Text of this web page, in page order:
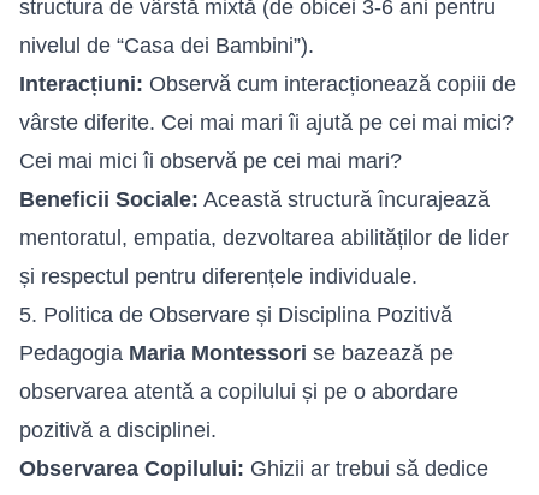
structura de vârstă mixtă (de obicei 3-6 ani pentru
nivelul de “Casa dei Bambini”).
Interacțiuni: Observă cum interacționează copiii de
vârste diferite. Cei mai mari îi ajută pe cei mai mici?
Cei mai mici îi observă pe cei mai mari?
Beneficii Sociale: Această structură încurajează
mentoratul, empatia, dezvoltarea abilităților de lider
și respectul pentru diferențele individuale.
5. Politica de Observare și Disciplina Pozitivă
Pedagogia Maria Montessori se bazează pe
observarea atentă a copilului și pe o abordare
pozitivă a disciplinei.
Observarea Copilului: Ghizii ar trebui să dedice